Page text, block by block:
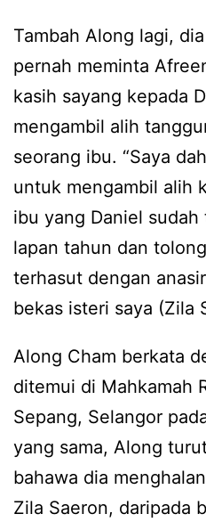
Tambah Along lagi,
pernah meminta
kasih sayang kepada
mengambil alih
seorang ibu. “Saya
untuk mengambil alih
ibu yang Daniel sudah
lapan tahun dan
terhasut dengan
bekas isteri saya (Zila
Along Cham berkata
ditemui di Mahkamah
Sepang, Selangor
yang sama, Along
bahawa dia
Zila Saeron, daripada